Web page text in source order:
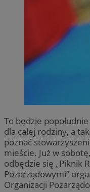
To będzie
dla całej rodziny, a
poznać
mieście. Już w sobotę,
odbędzie się „Piknik
Pozarządowymi”
Organizacji